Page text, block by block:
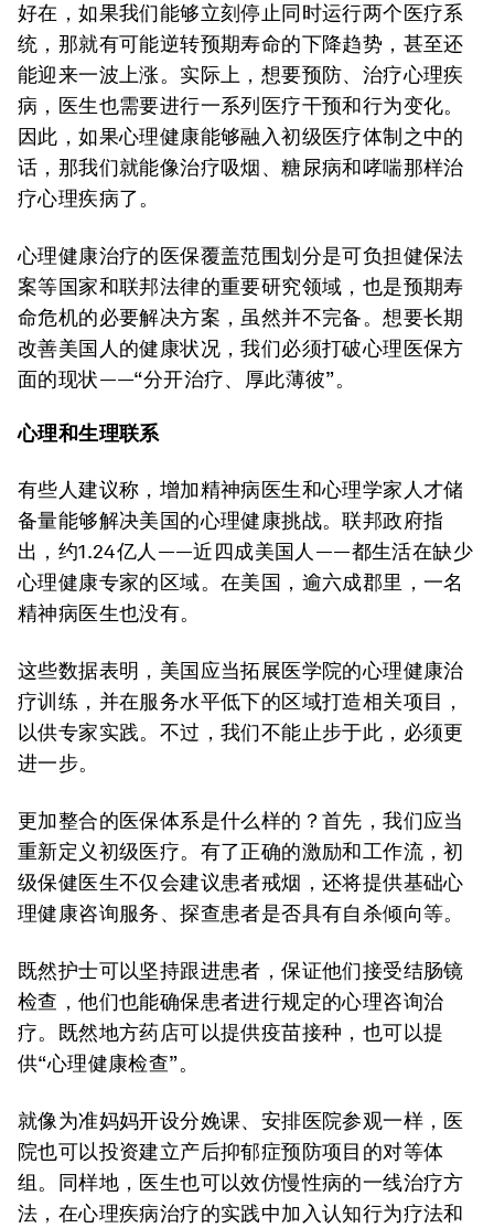
好在，如果我们能够立刻停止同时运行两个医疗系
统，那就有可能逆转预期寿命的下降趋势，甚至还
能迎来一波上涨。实际上，想要预防、治疗心理疾
病，医生也需要进行一系列医疗干预和行为变化。
因此，如果心理健康能够融入初级医疗体制之中的
话，那我们就能像治疗吸烟、糖尿病和哮喘那样治
疗心理疾病了。
心理健康治疗的医保覆盖范围划分是可负担健保法
案等国家和联邦法律的重要研究领域，也是预期寿
命危机的必要解决方案，虽然并不完备。想要长期
改善美国人的健康状况，我们必须打破心理医保方
面的现状——“分开治疗、厚此薄彼”。
心理和生理联系
有些人建议称，增加精神病医生和心理学家人才储
备量能够解决美国的心理健康挑战。联邦政府指
出，约1.24亿人——近四成美国人——都生活在缺少
心理健康专家的区域。在美国，逾六成郡里，一名
精神病医生也没有。
这些数据表明，美国应当拓展医学院的心理健康治
疗训练，并在服务水平低下的区域打造相关项目，
以供专家实践。不过，我们不能止步于此，必须更
进一步。
更加整合的医保体系是什么样的？首先，我们应当
重新定义初级医疗。有了正确的激励和工作流，初
级保健医生不仅会建议患者戒烟，还将提供基础心
理健康咨询服务、探查患者是否具有自杀倾向等。
既然护士可以坚持跟进患者，保证他们接受结肠镜
检查，他们也能确保患者进行规定的心理咨询治
疗。既然地方药店可以提供疫苗接种，也可以提
供“心理健康检查”。
就像为准妈妈开设分娩课、安排医院参观一样，医
院也可以投资建立产后抑郁症预防项目的对等体
组。同样地，医生也可以效仿慢性病的一线治疗方
法，在心理疾病治疗的实践中加入认知行为疗法和